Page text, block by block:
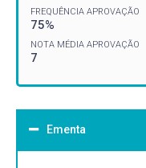
FREQUÊNCIA APROVAÇÃO
75%
NOTA MÉDIA APROVAÇÃO
7
Ementa